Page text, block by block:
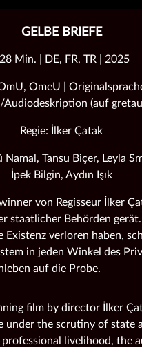
GELBE BRIEFE
Min. | DE, FR, TR | 2025
OmeU |
(auf
Regie: İlker Çatak
Namal, Tansu Biçer, Leyla
İpek Bilgin, Aydın Işık
von Regisseur İlker
staatlicher Behörden
Existenz verloren haben,
in jeden Winkel des
auf die Probe.
film by director İlker
under the scrutiny of state
livelihood, the